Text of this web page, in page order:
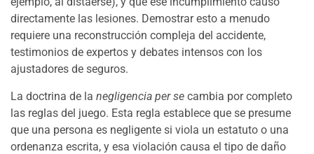
directamente las lesiones. Demostrar esto a menudo
requiere una reconstrucción compleja del accidente,
testimonios de expertos y debates intensos con los
ajustadores de seguros.
La doctrina de la negligencia per se cambia por completo
las reglas del juego. Esta regla establece que se presume
que una persona es negligente si viola un estatuto o una
ordenanza escrita, y esa violación causa el tipo de daño